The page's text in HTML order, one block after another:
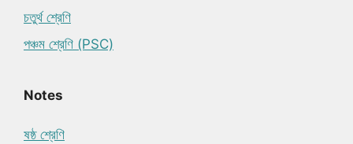
চতুর্থ শ্রেণি
পঞ্চম শ্রেণি (PSC)
Notes
ষষ্ঠ শ্রেণি